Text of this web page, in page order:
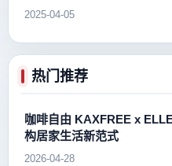
2025-04-05
热门推荐
咖啡自由 KAXFREE x
构居家生活新范式
2026-04-28